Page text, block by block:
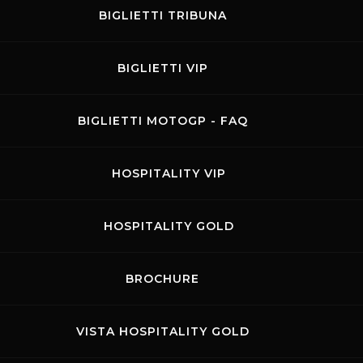
BIGLIETTI TRIBUNA
BIGLIETTI VIP
BIGLIETTI MOTOGP - FAQ
HOSPITALITY VIP
HOSPITALITY GOLD
BROCHURE
VISTA HOSPITALITY GOLD
- P. IVA 09397670010 Ph. +39 0558499111- All Rights Reserved | Web project